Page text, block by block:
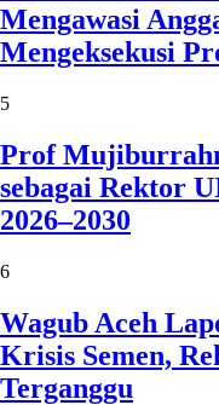
Mengawasi
Mengeksekusi
5
Prof
sebagai Rektor
2026–2030
6
Wagub Aceh
Krisis Semen,
Terganggu